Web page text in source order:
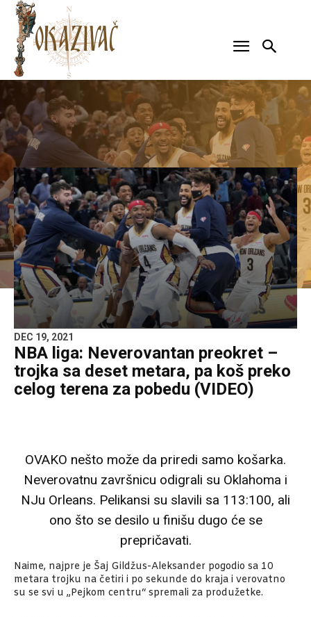
DEC 19, 2021
NBA liga: Neverovantan preokret –
trojka sa deset metara, pa koš preko
celog terena za pobedu (VIDEO)
OVAKO nešto može da priredi samo košarka.
Neverovatnu završnicu odigrali su Oklahoma i
NJu Orleans. Pelikansi su slavili sa 113:100, ali
ono što se desilo u finišu dugo će se
prepričavati.
Naime, najpre je Šaj Gildžus-Aleksander pogodio sa 10
metara trojku na četiri i po sekunde do kraja i verovatno
su se svi u „Pejkom centru“ spremali za produžetke.